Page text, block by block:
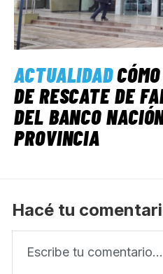
ACTUALIDAD
DE RESCATE DE
DEL BANCO
PROVINCIA
Hacé tu